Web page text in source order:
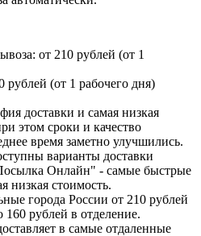
от 210 рублей (от 1
рублей (от 1 рабочего дня)
доставки и самая низкая
этом сроки и качество
время заметно улучшились.
варианты доставки
Онлайн" - самые быстрые
низкая стоимость.
города России от 210 рублей
рублей в отделение.
в самые отдаленные